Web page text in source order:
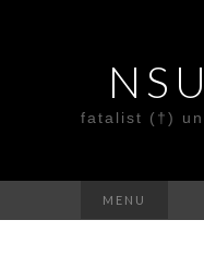
fatalist (†)
MENU